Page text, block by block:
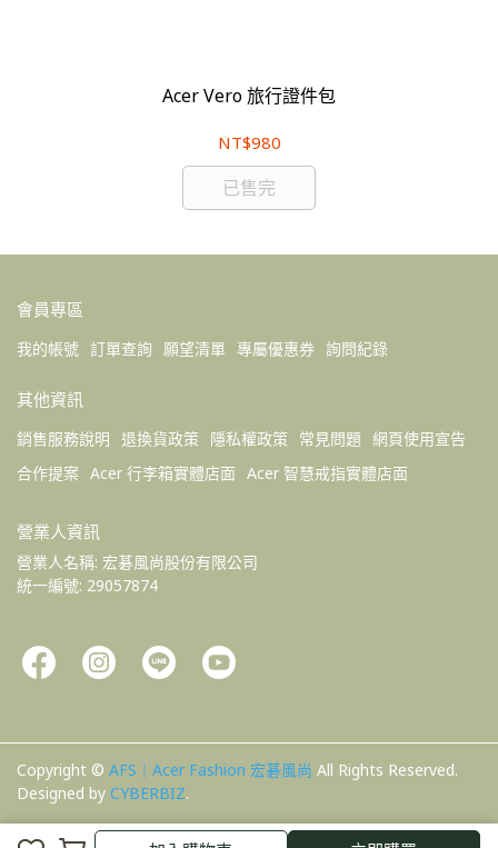
Acer Vero 旅行證件包
NT$980
已售完
會員專區
我的帳號 訂單查詢 願望清單 專屬優惠券 詢問紀錄
其他資訊
銷售服務說明 退換貨政策 隱私權政策 常見問題 網頁使用宣告
合作提案 Acer 行李箱實體店面 Acer 智慧戒指實體店面
營業人資訊
營業人名稱: 宏碁風尚股份有限公司
統一編號: 29057874
Copyright © AFS｜Acer Fashion 宏碁風尚 All Rights Reserved.
Designed by CYBERBIZ.